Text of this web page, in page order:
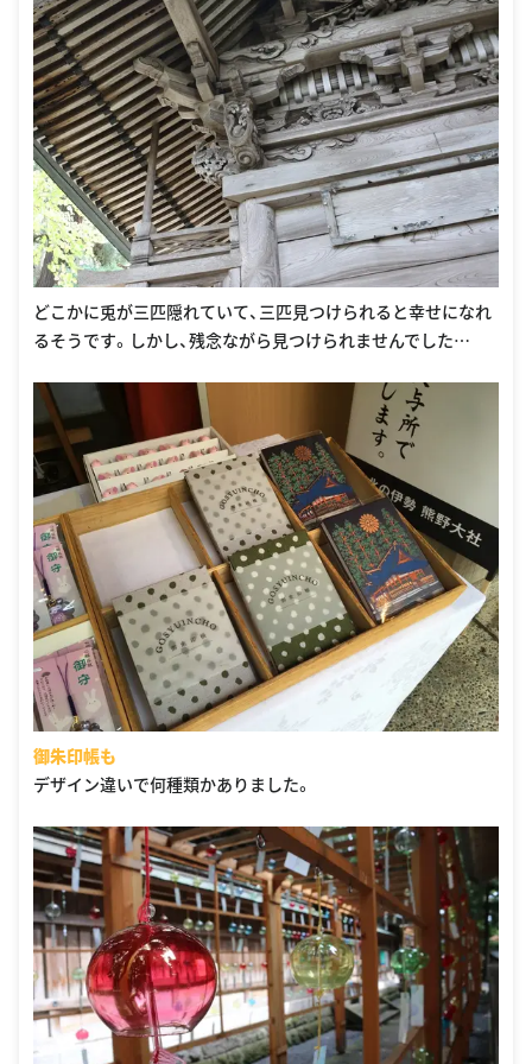
どこかに兎が三匹隠れていて、三匹見つけられると幸せになれ
るそうです。しかし、残念ながら見つけられませんでした…
御朱印帳も
デザイン違いで何種類かありました。